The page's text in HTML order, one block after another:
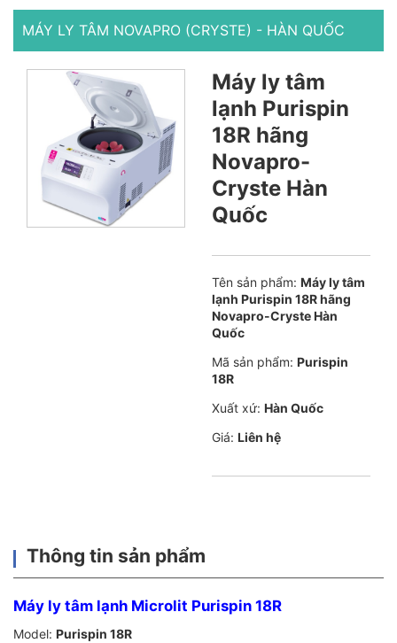
MÁY LY TÂM NOVAPRO (CRYSTE) - HÀN QUỐC
Máy ly tâm
lạnh Purispin
18R hãng
Novapro-
Cryste Hàn
Quốc
Tên sản phẩm: Máy ly tâm
lạnh Purispin 18R hãng
Novapro-Cryste Hàn
Quốc
Mã sản phẩm: Purispin
18R
Xuất xứ: Hàn Quốc
Giá: Liên hệ
Thông tin sản phẩm
Máy ly tâm lạnh Microlit Purispin 18R
Model: Purispin 18R